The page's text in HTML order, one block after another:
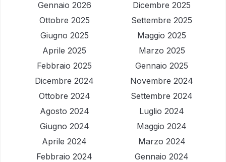
Gennaio 2026
Dicembre 2025
Ottobre 2025
Settembre 2025
Giugno 2025
Maggio 2025
Aprile 2025
Marzo 2025
Febbraio 2025
Gennaio 2025
Dicembre 2024
Novembre 2024
Ottobre 2024
Settembre 2024
Agosto 2024
Luglio 2024
Giugno 2024
Maggio 2024
Aprile 2024
Marzo 2024
Febbraio 2024
Gennaio 2024